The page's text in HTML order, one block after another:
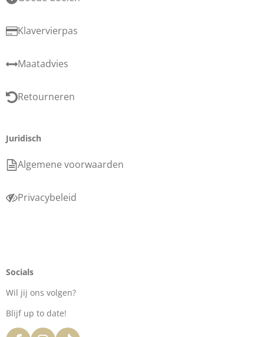
Klavervierpas
Maatadvies
Retourneren
Juridisch
Algemene voorwaarden
Privacybeleid
Socials
Wil jij ons volgen?
Blijf up to date!